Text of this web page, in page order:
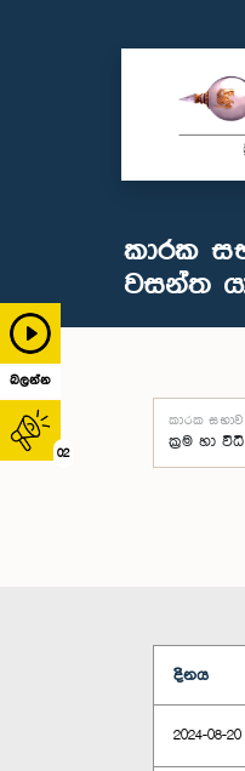
බලන්න
02
කාරක
වසන්ත
කාරක සභාව
දිනය
2024-08-20